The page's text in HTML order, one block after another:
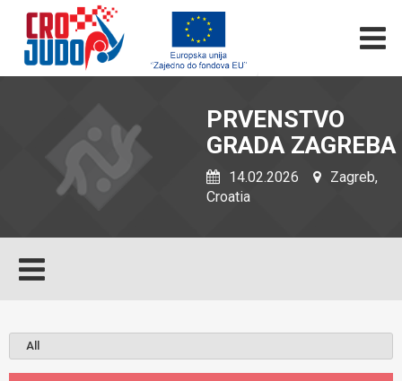
PRVENSTVO
GRADA ZAGREBA
14.02.2026
Zagreb,
Croatia